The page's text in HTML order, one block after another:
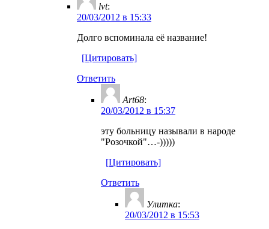
lvt:
20/03/2012 в 15:33
Долго вспоминала её название!
[Цитировать]
Ответить
Art68:
20/03/2012 в 15:37
эту больницу называли в народе
"Розочкой"…-)))))
[Цитировать]
Ответить
Улитка:
20/03/2012 в 15:53